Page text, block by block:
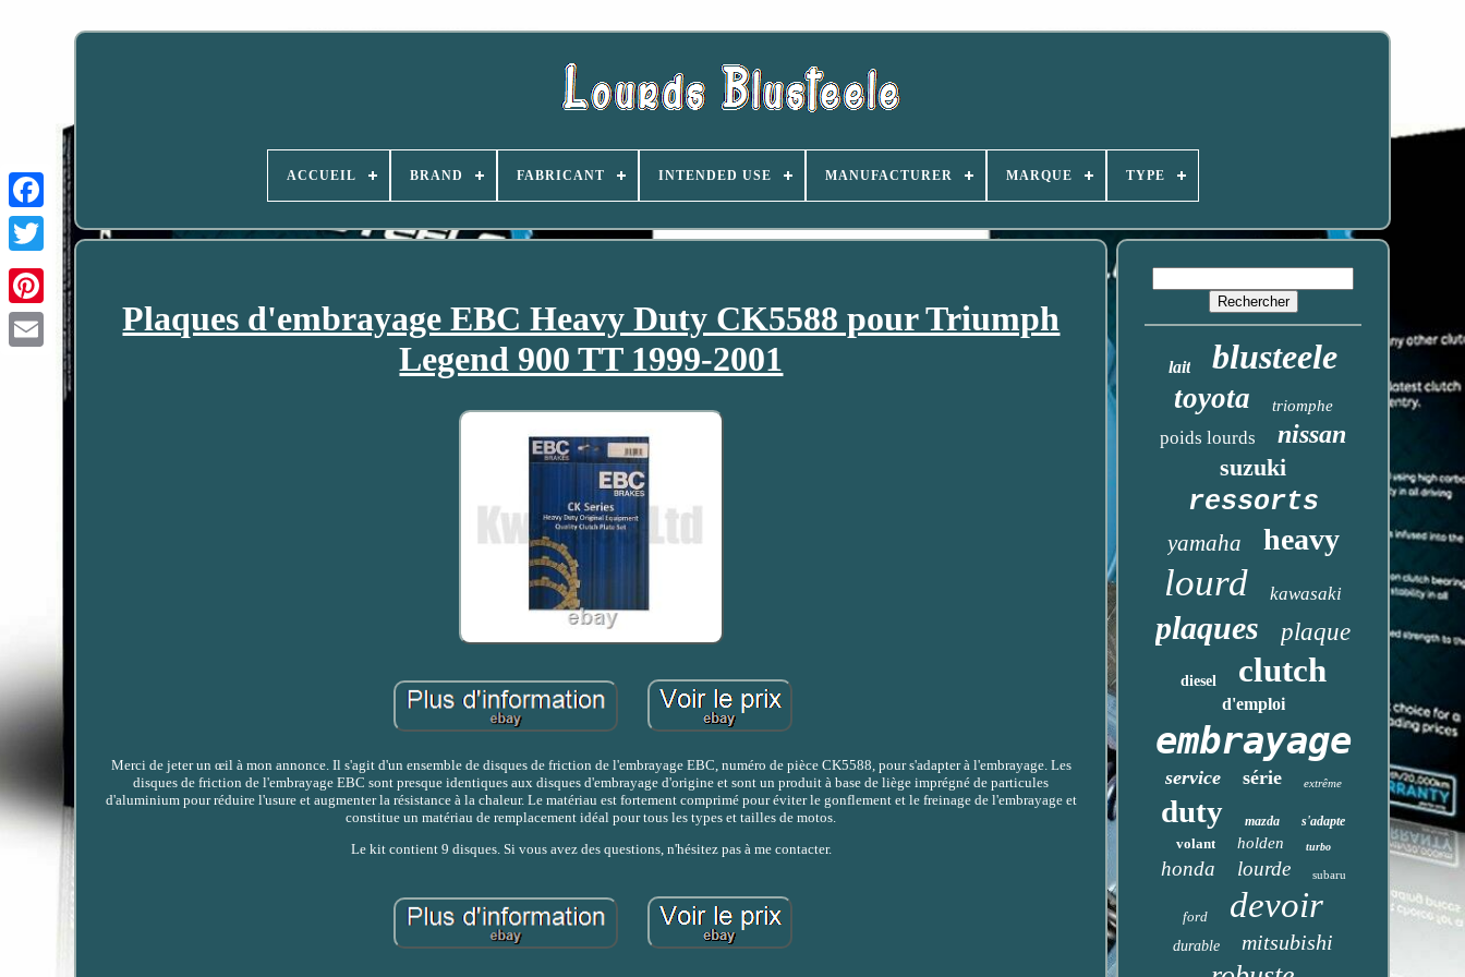
ACCUEIL BRAND FABRICANT INTENDED USE MANUFACTURER MARQUE TYPE
Plaques d'embrayage EBC Heavy Duty CK5588 pour Triumph
Legend 900 TT 1999-2001
Merci de jeter un œil à mon annonce. Il s'agit d'un ensemble de disques de friction de l'embrayage EBC, numéro de pièce CK5588, pour s'adapter à l'embrayage. Les
disques de friction de l'embrayage EBC sont presque identiques aux disques d'embrayage d'origine et sont un produit à base de liège imprégné de particules
d'aluminium pour réduire l'usure et augmenter la résistance à la chaleur. Le matériau est fortement comprimé pour éviter le gonflement et le freinage de l'embrayage et
constitue un matériau de remplacement idéal pour tous les types et tailles de motos.
Le kit contient 9 disques. Si vous avez des questions, n'hésitez pas à me contacter.
lait blusteele
toyota triomphe
poids lourds nissan
suzuki
ressorts
yamaha heavy
lourd kawasaki
plaques plaque
diesel clutch
d'emploi
embrayage
service série extrême
duty mazda s'adapte
volant holden turbo
honda lourde subaru
ford devoir
durable mitsubishi